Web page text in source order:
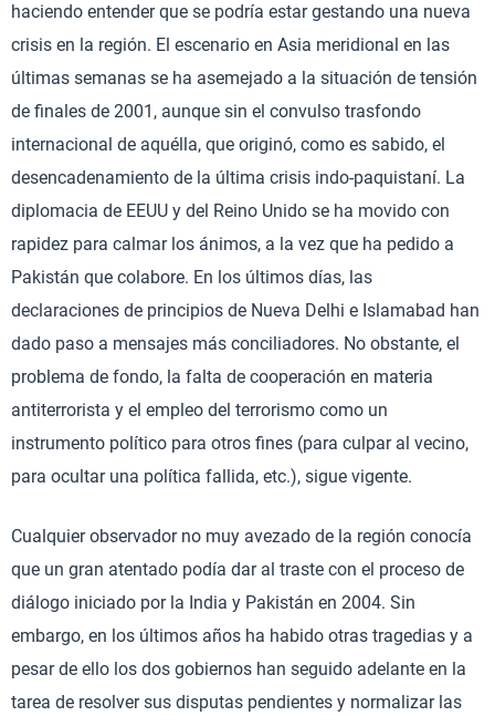
haciendo entender que se podría estar gestando una nueva
crisis en la región. El escenario en Asia meridional en las
últimas semanas se ha asemejado a la situación de tensión
de finales de 2001, aunque sin el convulso trasfondo
internacional de aquélla, que originó, como es sabido, el
desencadenamiento de la última crisis indo-paquistaní. La
diplomacia de EEUU y del Reino Unido se ha movido con
rapidez para calmar los ánimos, a la vez que ha pedido a
Pakistán que colabore. En los últimos días, las
declaraciones de principios de Nueva Delhi e Islamabad han
dado paso a mensajes más conciliadores. No obstante, el
problema de fondo, la falta de cooperación en materia
antiterrorista y el empleo del terrorismo como un
instrumento político para otros fines (para culpar al vecino,
para ocultar una política fallida, etc.), sigue vigente.
Cualquier observador no muy avezado de la región conocía
que un gran atentado podía dar al traste con el proceso de
diálogo iniciado por la India y Pakistán en 2004. Sin
embargo, en los últimos años ha habido otras tragedias y a
pesar de ello los dos gobiernos han seguido adelante en la
tarea de resolver sus disputas pendientes y normalizar las